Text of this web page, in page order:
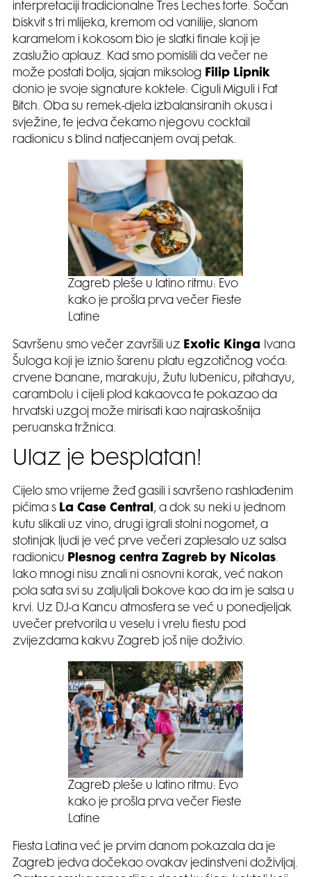
interpretaciji tradicionalne Tres Leches torte. Sočan
biskvit s tri mlijeka, kremom od vanilije, slanom
karamelom i kokosom bio je slatki finale koji je
zaslužio aplauz. Kad smo pomislili da večer ne
može postati bolja, sjajan miksolog
Filip Lipnik
donio je svoje signature koktele: Ciguli Miguli i Fat
Bitch. Oba su remek-djela izbalansiranih okusa i
svježine, te jedva čekamo njegovu cocktail
radionicu s blind natjecanjem ovaj petak.
Zagreb pleše u latino ritmu: Evo
kako je prošla prva večer Fieste
Latine
Savršenu smo večer završili uz Exotic Kinga
Ivana
Šuloga koji je iznio šarenu platu egzotičnog voća:
crvene banane, marakuju, žutu lubenicu, pitahayu,
carambolu i cijeli plod kakaovca te pokazao da
hrvatski uzgoj može mirisati kao najraskošnija
peruanska tržnica.
Ulaz je besplatan!
Cijelo smo vrijeme žeđ gasili i savršeno rashlađenim
pićima s La Case Central , a dok su neki u jednom
kutu slikali uz vino, drugi igrali stolni nogomet, a
stotinjak ljudi je već prve večeri zaplesalo uz salsa
radionicu Plesnog centra Zagreb by Nicolas.
Iako mnogi nisu znali ni osnovni korak, već nakon
pola sata svi su zaljuljali bokove kao da im je salsa u
krvi. Uz DJ-a Kancu atmosfera se već u ponedjeljak
uvečer pretvorila u veselu i vrelu fiestu pod
zvijezdama kakvu Zagreb još nije doživio.
Zagreb pleše u latino ritmu: Evo
kako je prošla prva večer Fieste
Latine
Fiesta Latina već je prvim danom pokazala da je
Zagreb jedva dočekao ovakav jedinstveni doživljaj.